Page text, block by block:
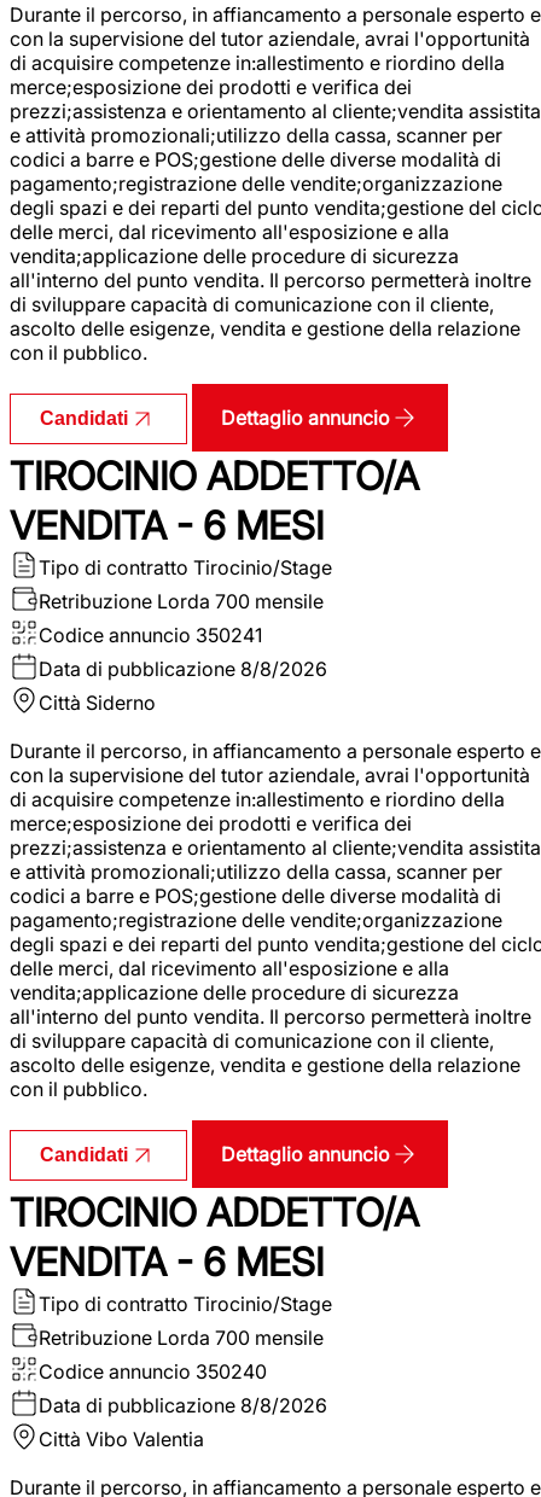
Durante il percorso, in affiancamento a personale esperto e
con la supervisione del tutor aziendale, avrai l'opportunità
di acquisire competenze in:allestimento e riordino della
merce;esposizione dei prodotti e verifica dei
prezzi;assistenza e orientamento al cliente;vendita assistita
e attività promozionali;utilizzo della cassa, scanner per
codici a barre e POS;gestione delle diverse modalità di
pagamento;registrazione delle vendite;organizzazione
degli spazi e dei reparti del punto vendita;gestione del
delle merci, dal ricevimento all'esposizione e alla
vendita;applicazione delle procedure di sicurezza
all'interno del punto vendita. Il percorso permetterà inoltre
di sviluppare capacità di comunicazione con il cliente,
ascolto delle esigenze, vendita e gestione della relazione
con il pubblico.
Candidati Dettaglio annuncio
TIROCINIO ADDETTO/A
VENDITA - 6 MESI
Tipo di contratto Tirocinio/Stage
Retribuzione Lorda 700 mensile
Codice annuncio 350241
Data di pubblicazione 8/8/2026
Città Siderno
Durante il percorso, in affiancamento a personale esperto e
con la supervisione del tutor aziendale, avrai l'opportunità
di acquisire competenze in:allestimento e riordino della
merce;esposizione dei prodotti e verifica dei
prezzi;assistenza e orientamento al cliente;vendita assistita
e attività promozionali;utilizzo della cassa, scanner per
codici a barre e POS;gestione delle diverse modalità di
pagamento;registrazione delle vendite;organizzazione
degli spazi e dei reparti del punto vendita;gestione del
delle merci, dal ricevimento all'esposizione e alla
vendita;applicazione delle procedure di sicurezza
all'interno del punto vendita. Il percorso permetterà inoltre
di sviluppare capacità di comunicazione con il cliente,
ascolto delle esigenze, vendita e gestione della relazione
con il pubblico.
Candidati Dettaglio annuncio
TIROCINIO ADDETTO/A
VENDITA - 6 MESI
Tipo di contratto Tirocinio/Stage
Retribuzione Lorda 700 mensile
Codice annuncio 350240
Data di pubblicazione 8/8/2026
Città Vibo Valentia
Durante il percorso, in affiancamento a personale esperto e